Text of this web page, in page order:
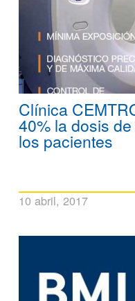
Clínica
40% la dosis
los pacientes
10 abril, 2017